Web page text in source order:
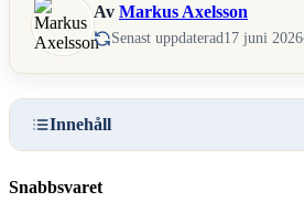
Av Markus Axelsson
Senast uppdaterad 17 juni 2026
Innehåll
Snabbsvaret